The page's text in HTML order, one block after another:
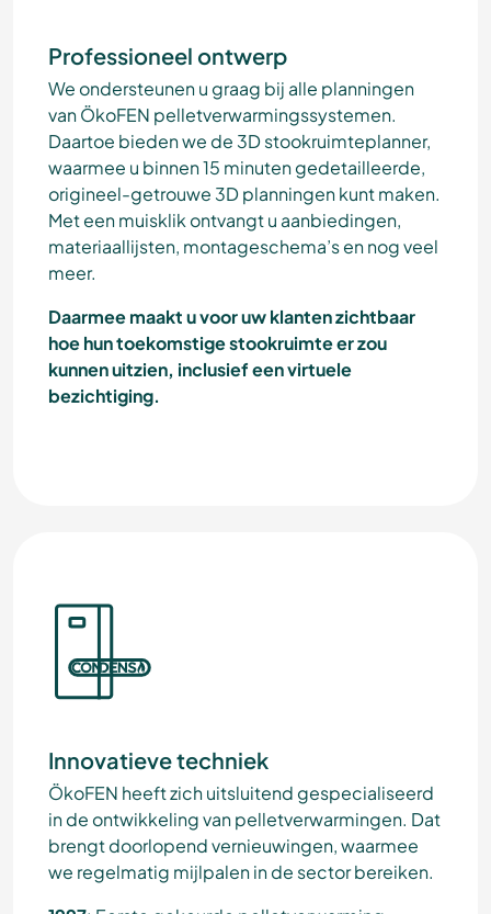
Professioneel ontwerp
We ondersteunen u graag bij alle planningen
van ÖkoFEN pelletverwarmingssystemen.
Daartoe bieden we de 3D stookruimteplanner,
waarmee u binnen 15 minuten gedetailleerde,
origineel-getrouwe 3D planningen kunt maken.
Met een muisklik ontvangt u aanbiedingen,
materiaallijsten, montageschema’s en nog veel
meer.
Daarmee maakt u voor uw klanten zichtbaar
hoe hun toekomstige stookruimte er zou
kunnen uitzien, inclusief een virtuele
bezichtiging.
Innovatieve techniek
ÖkoFEN heeft zich uitsluitend gespecialiseerd
in de ontwikkeling van pelletverwarmingen. Dat
brengt doorlopend vernieuwingen, waarmee
we regelmatig mijlpalen in de sector bereiken.